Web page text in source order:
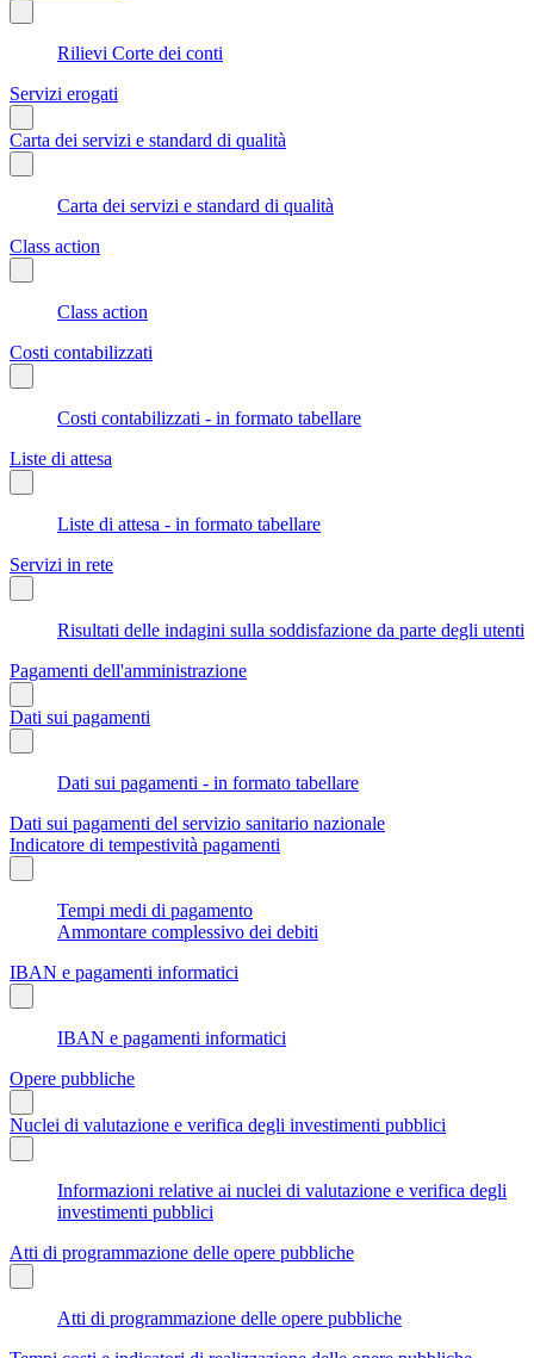
Rilievi Corte dei conti
Servizi erogati
Carta dei servizi e standard di qualità
Carta dei servizi e standard di qualità
Class action
Class action
Costi contabilizzati
Costi contabilizzati - in formato tabellare
Liste di attesa
Liste di attesa - in formato tabellare
Servizi in rete
Risultati delle indagini sulla soddisfazione da parte degli utenti
Pagamenti dell'amministrazione
Dati sui pagamenti
Dati sui pagamenti - in formato tabellare
Dati sui pagamenti del servizio sanitario nazionale
Indicatore di tempestività pagamenti
Tempi medi di pagamento
Ammontare complessivo dei debiti
IBAN e pagamenti informatici
IBAN e pagamenti informatici
Opere pubbliche
Nuclei di valutazione e verifica degli investimenti pubblici
Informazioni relative ai nuclei di valutazione e verifica degli
investimenti pubblici
Atti di programmazione delle opere pubbliche
Atti di programmazione delle opere pubbliche